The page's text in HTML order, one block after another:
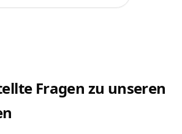
Fragen zu unseren